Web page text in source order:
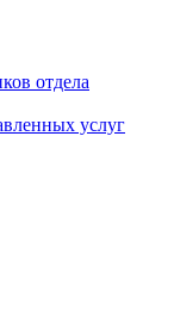
отдела
услуг